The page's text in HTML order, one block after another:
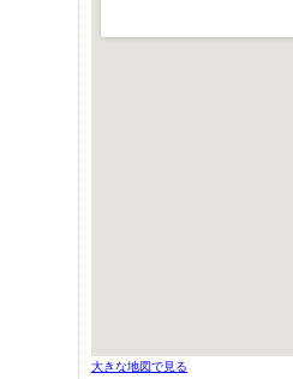
大きな地図で見る